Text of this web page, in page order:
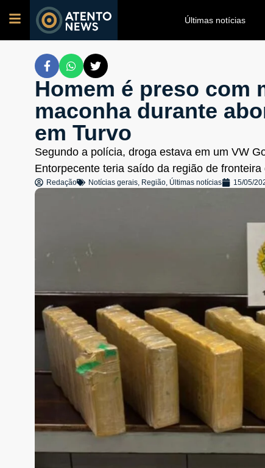
Últimas notícias
Homem é preso com
maconha durante
em Turvo
Segundo a polícia, droga estava em um VW
Entorpecente teria saído da região de
Redação Notícias gerais, Região, Últimas notícias 15/05/